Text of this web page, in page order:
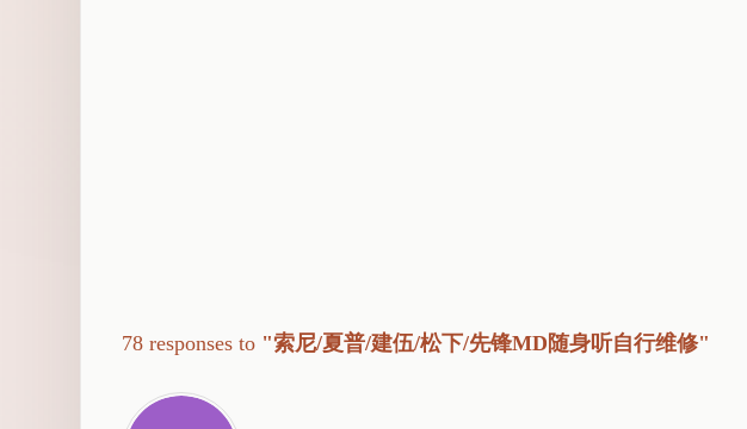
78 responses to "索尼/夏普/建伍/松下/先锋MD随身听自行维修"